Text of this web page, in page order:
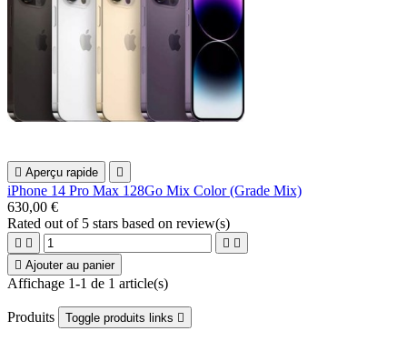
 Aperçu rapide 
iPhone 14 Pro Max 128Go Mix Color (Grade Mix)
630,00 €
Rated out of 5 stars based on review(s)
   
 Ajouter au panier
Affichage 1-1 de 1 article(s)
Produits Toggle produits links 